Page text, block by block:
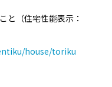
と（住宅性能表示：
house/toriku